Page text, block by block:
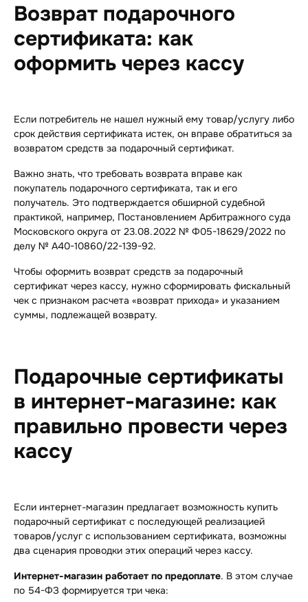
Возврат подарочного
сертификата: как
оформить через кассу
Если потребитель не нашел нужный ему товар/услугу либо
срок действия сертификата истек, он вправе обратиться за
возвратом средств за подарочный сертификат.
Важно знать, что требовать возврата вправе как
покупатель подарочного сертификата, так и его
получатель. Это подтверждается обширной судебной
практикой, например, Постановлением Арбитражного суда
Московского округа от 23.08.2022 № Ф05-18629/2022 по
делу № А40-10860/22-139-92.
Чтобы оформить возврат средств за подарочный
сертификат через кассу, нужно сформировать фискальный
чек с признаком расчета «возврат прихода» и указанием
суммы, подлежащей возврату.
Подарочные сертификаты
в интернет-магазине: как
правильно провести через
кассу
Если интернет-магазин предлагает возможность купить
подарочный сертификат с последующей реализацией
товаров/услуг с использованием сертификата, возможны
два сценария проводки этих операций через кассу.
Интернет-магазин работает по предоплате. В этом случае
по 54-ФЗ формируется три чека: